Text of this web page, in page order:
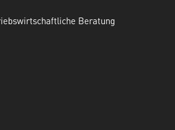
Beratung